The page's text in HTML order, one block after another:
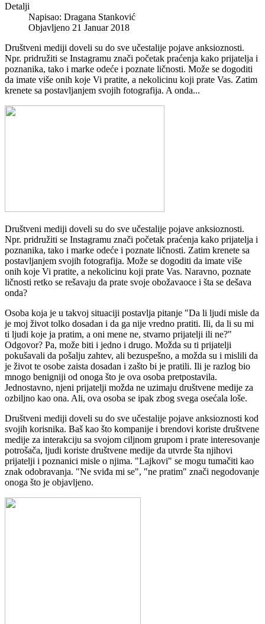
Detalji
Napisao: Dragana Stanković
Objavljeno 21 Januar 2018
Društveni mediji doveli su do sve učestalije pojave anksioznosti.
Npr. pridružiti se Instagramu znači početak praćenja kako prijatelja i
poznanika, tako i marke odeće i poznate ličnosti. Može se dogoditi
da imate više onih koje Vi pratite, a nekolicinu koji prate Vas. Zatim
krenete sa postavljanjem svojih fotografija. A onda...
Društveni mediji doveli su do sve učestalije pojave anksioznosti.
Npr. pridružiti se Instagramu znači početak praćenja kako prijatelja i
poznanika, tako i marke odeće i poznate ličnosti. Zatim krenete sa
postavljanjem svojih fotografija. Može se dogoditi da imate više
onih koje Vi pratite, a nekolicinu koji prate Vas. Naravno, poznate
ličnosti retko se rešavaju da prate svoje obožavaoce i šta se dešava
onda?
Osoba koja je u takvoj situaciji postavlja pitanje "Da li ljudi misle da
je moj život tolko dosadan i da ga nije vredno pratiti. Ili, da li su mi
ti ljudi koje ja pratim, a oni mene ne, stvarno prijatelji ili ne?"
Odgovor? Pa, može biti i jedno i drugo. Možda su ti prijatelji
pokušavali da pošalju zahtev, ali bezuspešno, a možda su i mislili da
je život te osobe zaista dosadan i zašto bi je pratili. Ili je razlog bio
mnogo benigniji od onoga što je ova osoba pretpostavila.
Jednostavno, njeni prijatelji možda ne uzimaju društvene medije za
ozbiljno kao ona. Ali, ova osoba se ipak zbog svega osećala loše.
Društveni mediji doveli su do sve učestalije pojave anksioznosti kod
svojih korisnika. Baš kao što kompanije i brendovi koriste društvene
medije za interakciju sa svojom ciljnom grupom i prate interesovanje
potrošača, ljudi koriste društvene medije da utvrde šta njihovi
prijatelji i poznanici misle o njima. "Lajkovi" se mogu tumačiti kao
znak odobravanja. "Ne sviđa mi se", "ne pratim" znači negodovanje
onoga što je objavljeno.